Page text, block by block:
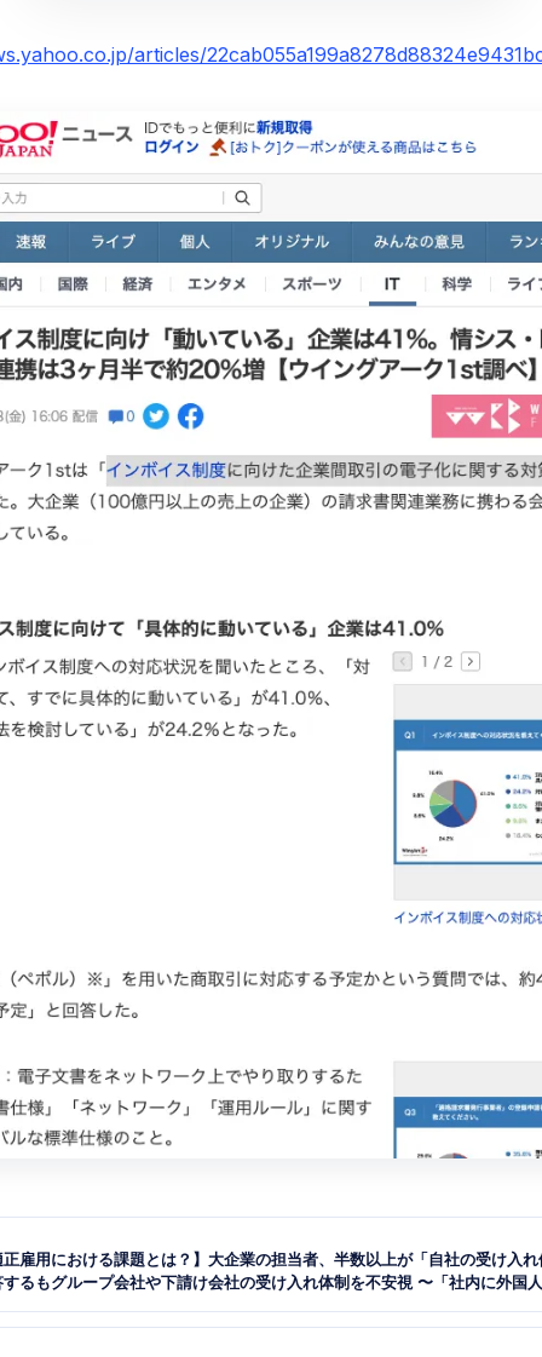
articles/
雇用における課題とは？】大企業の担当者、半数以上が「自社の受け入れ
るもグループ会社や下請け会社の受け入れ体制を不安視 〜「社内に外国